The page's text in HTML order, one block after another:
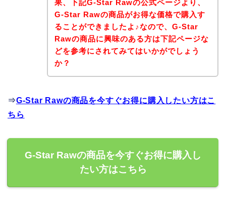
果、下記G-Star Rawの公式ページより、
G-Star Rawの商品がお得な価格で購入す
ることができましたよ♪なので、G-Star
Rawの商品に興味のある方は下記ページな
どを参考にされてみてはいかがでしょう
か？
⇒G-Star Rawの商品を今すぐお得に購入したい方はこ
ちら
G-Star Rawの商品を今すぐお得に購入し
たい方はこちら